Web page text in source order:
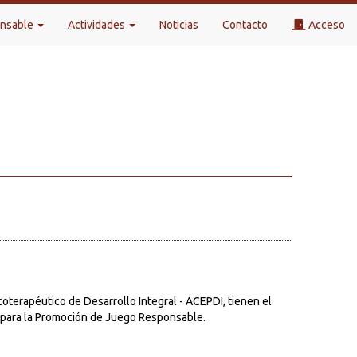
Actividades Noticias Contacto Acceso
de Desarrollo Integral - ACEPDI, tienen el
la Promoción de Juego Responsable.